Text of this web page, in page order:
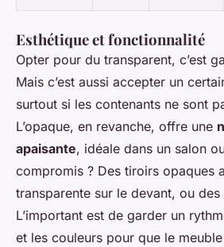
Esthétique et fonctionnalité
Opter pour du transparent, c’est
Mais c’est aussi accepter un
surtout si les contenants ne sont
L’opaque, en revanche, offre une
apaisante, idéale dans un salon
compromis ? Des tiroirs opaques
transparente sur le devant, ou
L’important est de garder un
et les couleurs pour que le